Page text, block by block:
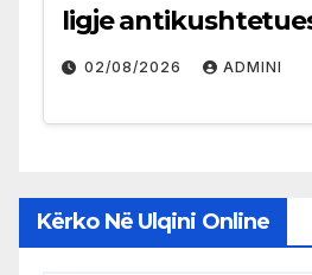
ligje
02/08/2026 ADMINI
Kërko Në Ulqini Online